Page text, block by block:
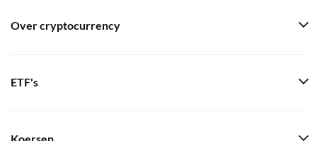
Over cryptocurrency
ETF's